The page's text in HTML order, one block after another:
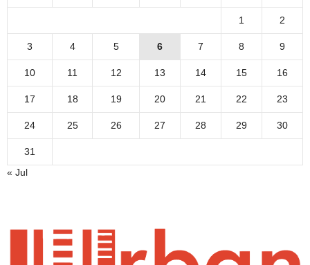
1 2
3 4 5 6 7 8 9
10 11 12 13 14 15 16
17 18 19 20 21 22 23
24 25 26 27 28 29 30
31
« Jul